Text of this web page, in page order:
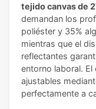
tejido canvas de
demandan los
poliéster y 35%
mientras que el
reflectantes
entorno laboral.
ajustables
perfectamente a